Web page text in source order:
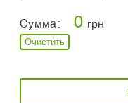
Сумма: 0 грн
Очистить